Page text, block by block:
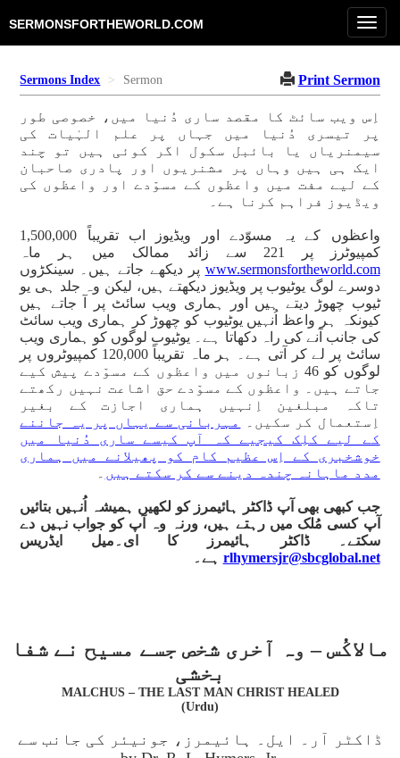
SERMONSFORTHEWORLD.COM
Sermons Index Sermon Print Sermon
اِس ویب سائٹ کا مقصد ساری دُنیا میں، خصوصی طور
پر تیسری دُنیا میں جہاں پر علم الہٰیات کی
سیمنریاں یا بائبل سکول اگر کوئی ہیں تو چند
ایک ہی ہیں وہاں پر مشنریوں اور پادری صاحبان
کے لیے مفت میں واعظوں کے مسوّدے اور واعظوں کی
ویڈیوز فراہم کرنا ہے۔
واعظوں کے یہ مسوّدے اور ویڈیوز اب تقریباً 1,500,000
کمپیوٹرز پر 221 سے زائد ممالک میں ہر ماہ
www.sermonsfortheworld.com پر دیکھے جاتے ہیں۔ سینکڑوں
دوسرے لوگ یوٹیوب پر ویڈیوز دیکھتے ہیں، لیکن وہ جلد ہی یو
ٹیوب چھوڑ دیتے ہیں اور ہماری ویب سائٹ پر آ جاتے ہیں
کیونکہ ہر واعظ اُنہیں یوٹیوب کو چھوڑ کر ہماری ویب سائٹ
کی جانب آنے کی راہ دکھاتا ہے۔ یوٹیوب لوگوں کو ہماری ویب
سائٹ پر لے کر آتی ہے۔ ہر ماہ تقریباً 120,000 کمپیوٹروں پر
لوگوں کو 46 زبانوں میں واعظوں کے مسوّدے پیش کیے
جاتے ہیں۔ واعظوں کے مسوّدے حق اشاعت نہیں رکھتے
تاکہ مبلغین اِنہیں ہماری اجازت کے بغیر
اِستعمال کر سکیں۔
مہربانی سے یہاں پر یہ جاننے
کے لیے کلِک کیجیے کہ آپ کیسے ساری دُنیا میں
خوشخبری کے اِس عظیم کام کو پھیلانے میں ہماری
مدد ماہانہ چندہ دینے سے کر سکتے ہیں
جب کبھی بھی آپ ڈاکٹر ہائیمرز کو لکھیں ہمیشہ اُنہیں بتائیں
آپ کسی مُلک میں رہتے ہیں، ورنہ وہ آپ کو جواب نہیں دے
سکتے۔ ڈاکٹر ہائیمرز کا ای۔میل ایڈریس
rlhymersjr@sbcglobal.net ہے۔
مالاکُس – وہ آخری شخص جسے مسیح نے شفا
بخشی
MALCHUS – THE LAST MAN CHRIST HEALED
(Urdu)
ڈاکٹر آر۔ ایل۔ ہائیمرز، جونیئر کی جانب سے